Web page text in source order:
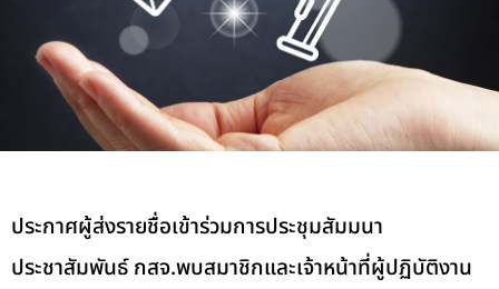
ประกาศผู้ส่งรายชื่อเข้าร่วมการประชุมสัมมนา
ประชาสัมพันธ์ กสจ.พบสมาชิกและเจ้าหน้าที่ผู้ปฏิบัติงาน